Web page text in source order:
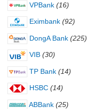
VPBank (16)
Eximbank (92)
DongA Bank (225)
VIB (30)
TP Bank (14)
HSBC (14)
ABBank (25)